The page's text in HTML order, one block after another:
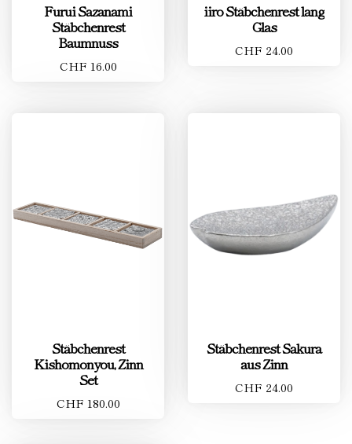
Furui Sazanami
Stäbchenrest
Baumnuss
CHF 16.00
iiro Stäbchenrest lang
Glas
CHF 24.00
Stäbchenrest
Kishomonyou, Zinn
Set
CHF 180.00
Stäbchenrest Sakura
aus Zinn
CHF 24.00